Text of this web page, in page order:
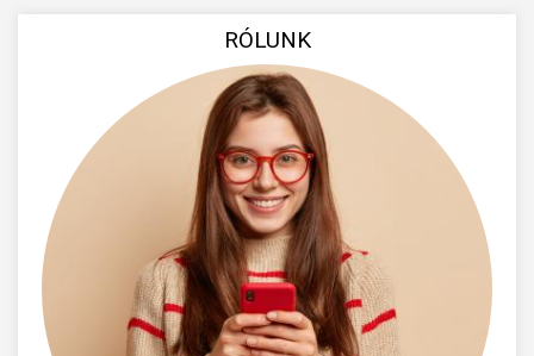
RÓLUNK